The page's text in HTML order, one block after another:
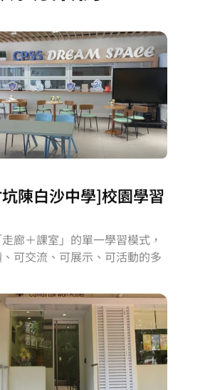
陳白沙中學]校園學習
廊＋課室」的單一學習模式，
可交流、可展示、可活動的多